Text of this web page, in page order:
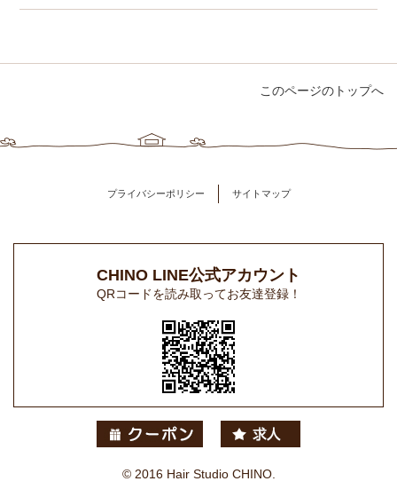
このページのトップへ
プライバシーポリシー サイトマップ
CHINO LINE公式アカウント
QRコードを読み取ってお友達登録！
© 2016 Hair Studio CHINO.